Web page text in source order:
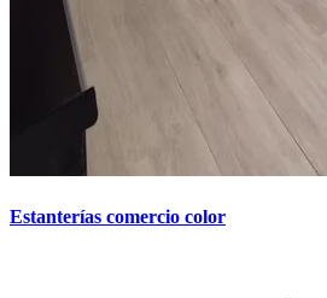
Estanterías comercio color